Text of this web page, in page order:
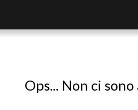
Ops... Non ci